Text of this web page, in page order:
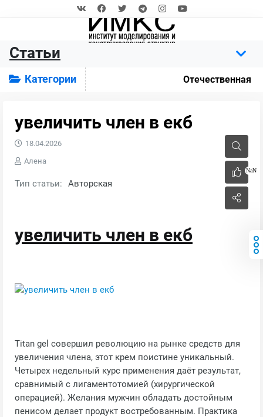
Статьи
Категории Отечественная
увеличить член в екб
NaN
18.04.2026
Алена
Тип статьи: Авторская
увеличить член в екб
Titan gel совершил революцию на рынке средств для
увеличения члена, этот крем поистине уникальный.
Четырех недельный курс применения даёт результат,
сравнимый с лигаментотомией (хирургической
операцией). Желания мужчин обладать достойным
пенисом делает продукт востребованным. Практика